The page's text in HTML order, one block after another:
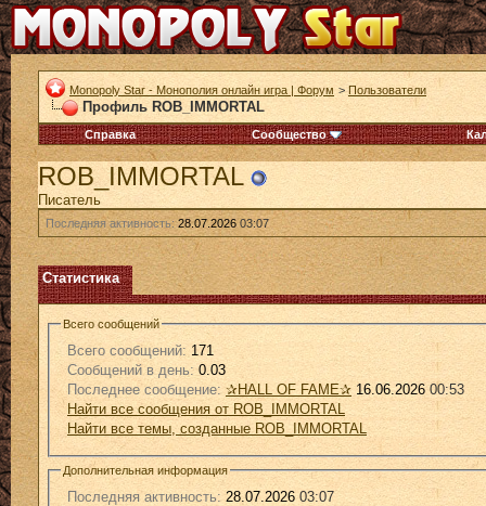
Monopoly Star - Монополия онлайн игра | Форум > Пользователи
Профиль ROB_IMMORTAL
Справка Сообщество
ROB_IMMORTAL
Писатель
Последняя активность:28.07.202603:07
Статистика
Всего сообщений
Всего сообщений: 171
Сообщений в день: 0.03
Последнее сообщение: ✰HALL OF FAME✰ 16.06.2026 00:53
Найти все сообщения от ROB_IMMORTAL
Найти все темы, созданные ROB_IMMORTAL
Дополнительная информация
Последняя активность: 28.07.2026 03:07